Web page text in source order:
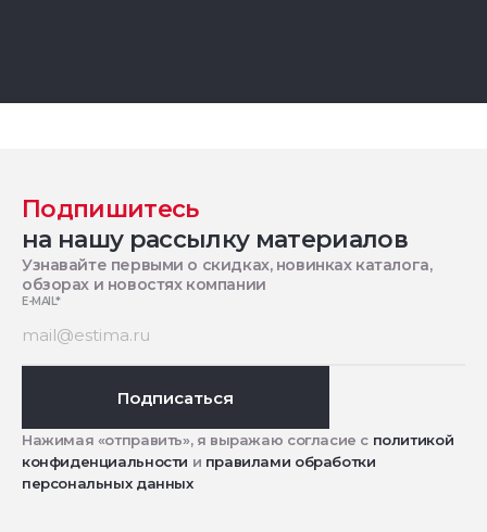
Подпишитесь
на нашу рассылку материалов
Узнавайте первыми о скидках, новинках каталога,
обзорах и новостях компании
E-MAIL*
Подписаться
Нажимая «отправить», я выражаю согласие с политикой
конфиденциальности и правилами обработки
персональных данных